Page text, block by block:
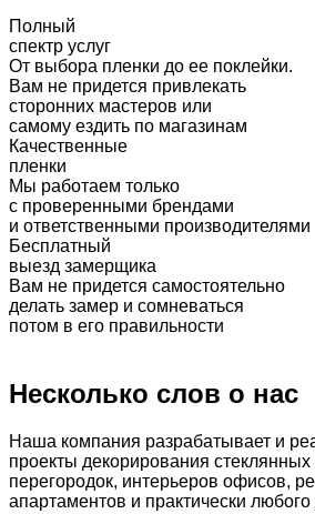
Полный
спектр услуг
От выбора пленки до ее поклейки.
Вам не придется привлекать
сторонних мастеров или
самому ездить по магазинам
Качественные
пленки
Мы работаем только
c проверенными брендами
и ответственными производителями
Бесплатный
выезд замерщика
Вам не придется самостоятельно
делать замер и сомневаться
потом в его правильности
Несколько слов о нас
Наша компания разрабатывает и
проекты декорирования
перегородок, интерьеров офисов,
апартаментов и практически любого